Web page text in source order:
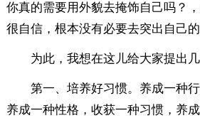
你真的需要用外貌去掩饰自己吗？
很自信，根本没有必要去突出自己的
为此，我想在这儿给大家提出几
第一、培养好习惯。养成一种行
养成一种性格，收获一种习惯，养